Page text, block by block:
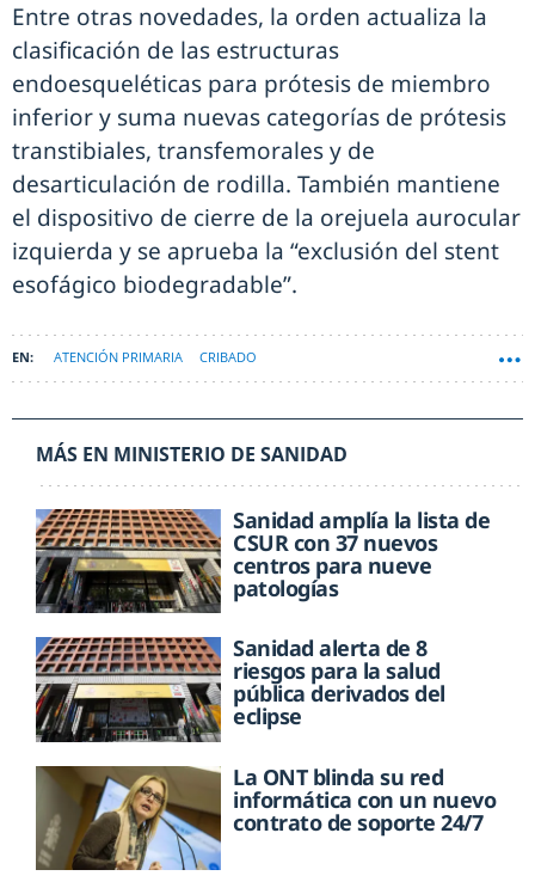
Entre otras novedades, la orden actualiza la
clasificación de las estructuras
endoesqueléticas para prótesis de miembro
inferior y suma nuevas categorías de prótesis
transtibiales, transfemorales y de
desarticulación de rodilla. También mantiene
el dispositivo de cierre de la orejuela aurocular
izquierda y se aprueba la “exclusión del stent
esofágico biodegradable”.
ATENCIÓN PRIMARIA CRIBADO
MÁS EN MINISTERIO DE SANIDAD
Sanidad amplía la lista de
CSUR con 37 nuevos
centros para nueve
patologías
Sanidad alerta de 8
riesgos para la salud
pública derivados del
eclipse
La ONT blinda su red
informática con un nuevo
contrato de soporte 24/7